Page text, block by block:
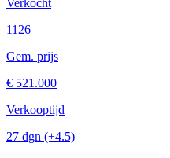
Verkocht
1126
Gem. prijs
€ 521.000
Verkooptijd
27 dgn (+4.5)